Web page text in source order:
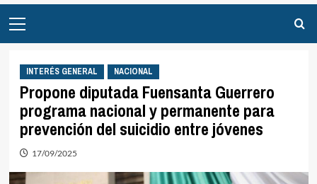
Menu
INTERÉS GENERAL NACIONAL
Propone diputada Fuensanta Guerrero
programa nacional y permanente para
prevención del suicidio entre jóvenes
17/09/2025